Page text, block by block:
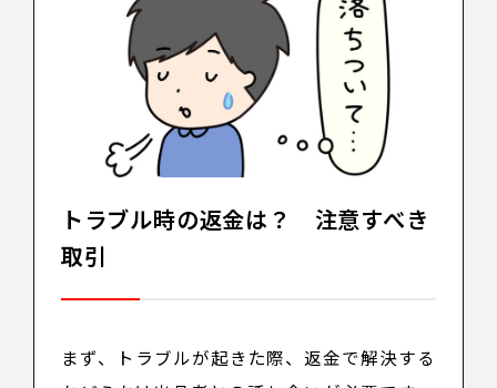
トラブル時の返金は？ 注意すべき
取引
まず、トラブルが起きた際、返金で解決する